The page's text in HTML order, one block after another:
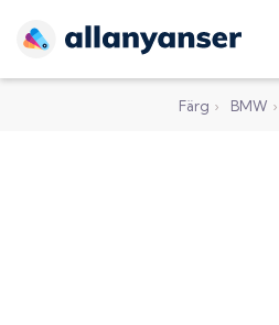
Färg › BMW ›